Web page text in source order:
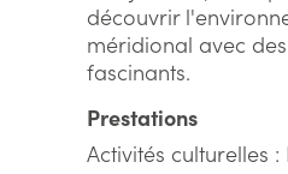
découvrir
méridional avec
fascinants.
Prestations
Activités culturelles